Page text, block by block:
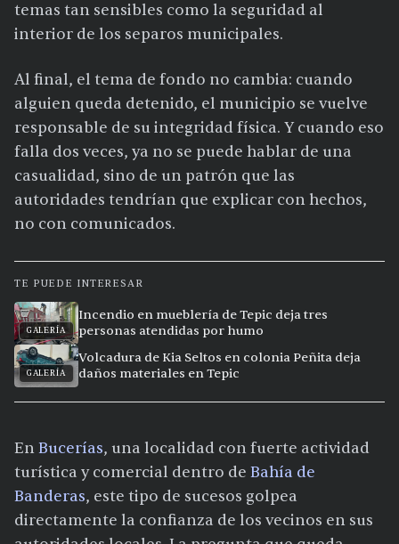
temas tan sensibles como la seguridad al
interior de los separos municipales.
Al final, el tema de fondo no cambia: cuando
alguien queda detenido, el municipio se vuelve
responsable de su integridad física. Y cuando eso
falla dos veces, ya no se puede hablar de una
casualidad, sino de un patrón que las
autoridades tendrían que explicar con hechos,
no con comunicados.
TE PUEDE INTERESAR
GALERÍA
Incendio en mueblería de Tepic deja tres
personas atendidas por humo
GALERÍA
Volcadura de Kia Seltos en colonia Peñita deja
daños materiales en Tepic
EnBucerías, una localidad con fuerte actividad
turística y comercial dentro de Bahía de
Banderas, este tipo de sucesos golpea
directamente la confianza de los vecinos en sus